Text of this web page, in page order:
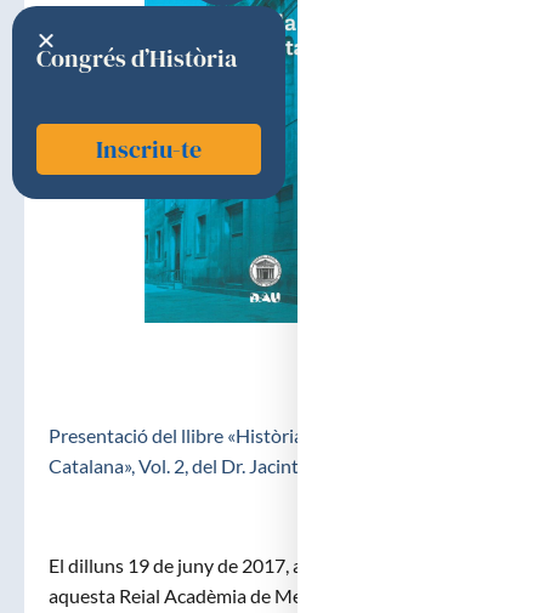
Presentació del llibre «Història de la Medicina
Catalana», Vol. 2, del Dr. Jacint Corbella i Corbella.
El dilluns 19 de juny de 2017, a les 7 del vespre,
aquesta Reial Acadèmia de Medicina de Catalunya es
Congrés d’Història
Inscriu-te